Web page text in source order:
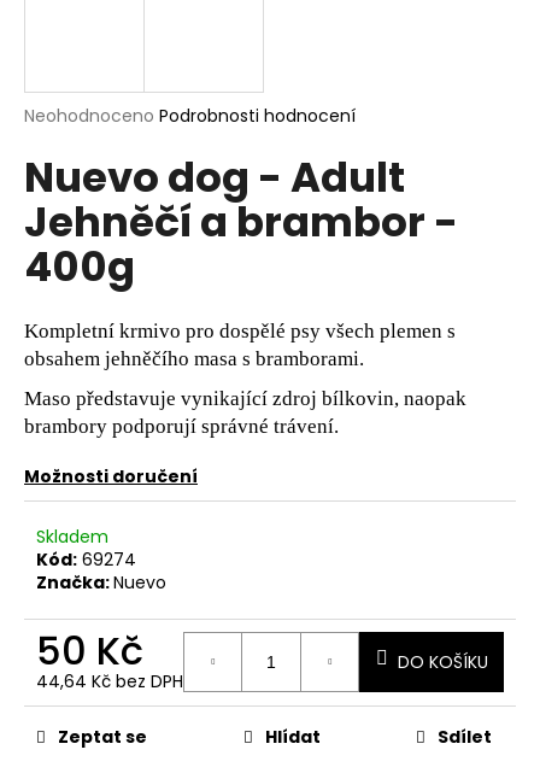
Průměrné
produktu
je
0,0
z
hvězdiček.
Neohodnoceno Podrobnosti hodnocení
Nuevo dog - Adult
Jehněčí a brambor -
400g
Kompletní krmivo pro dospělé psy všech plemen s
obsahem jehněčího masa s bramborami.
Maso představuje vynikající zdroj bílkovin, naopak
brambory podporují správné trávení.
Možnosti doručení
Skladem
Kód: 69274
Značka:Nuevo
50 Kč
44,64 Kč bez DPH
Měrná
cena:
DO KOŠÍKU
Zeptat se Hlídat Sdílet
í
t
?
D
o
p
o
r
č
u
e
m
e